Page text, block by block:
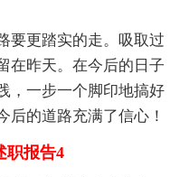
更踏实的走。吸取过
在昨天。在今后的日子
，一步一个脚印地搞好
后的道路充满了信心！
报告4